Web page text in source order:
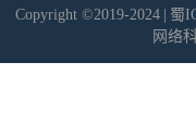
Copyright ©2019-2024 蜀
网络